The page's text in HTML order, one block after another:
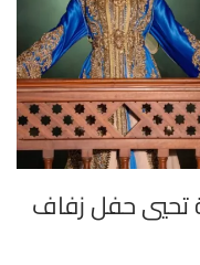
تحيي حفل زفاف